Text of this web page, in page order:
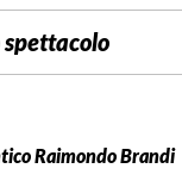
spettacolo
Raimondo Brandi